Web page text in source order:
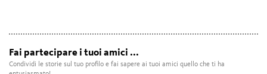
Fai partecipare i tuoi amici ...
Condividi le storie sul tuo profilo e fai sapere ai tuoi amici quello che ti ha